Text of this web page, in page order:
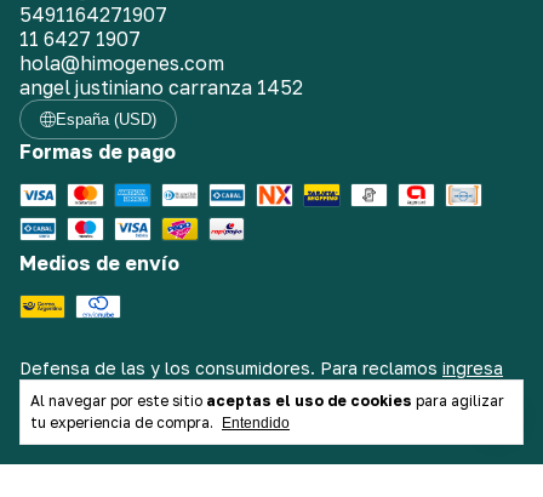
Al navegar por este sitio aceptas el uso de cookies para agilizar
tu experiencia de compra.
Entendido
5491164271907
11 6427 1907
hola@himogenes.com
angel justiniano carranza 1452
España (USD)
Formas de pago
Medios de envío
Defensa de las y los consumidores. Para reclamos ingresa